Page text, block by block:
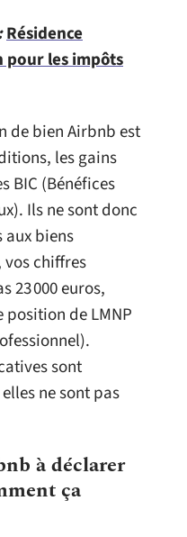
Résidence
les impôts
de bien Airbnb est
les gains
BIC (Bénéfices
Ils ne sont donc
aux biens
chiffres
23 000 euros,
position de LMNP
sont
ne sont pas
à déclarer
ça